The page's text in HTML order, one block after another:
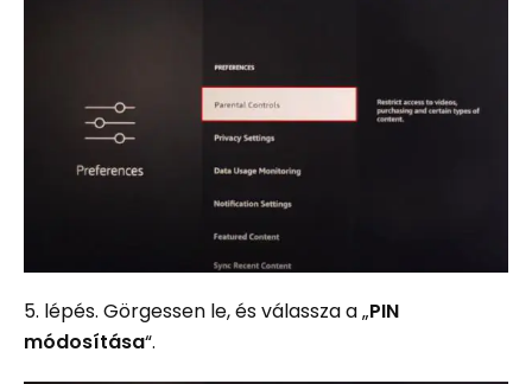
5. lépés. Görgessen le, és válassza a „PIN
módosítása“.